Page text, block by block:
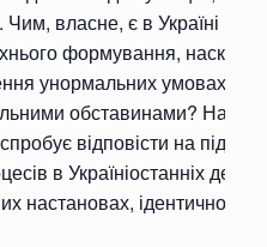
власне, є в Україні
формування,
унормальних умовах
обставинами? На ці
відповісти на
в Україніостанніх
настановах, ідентичностях